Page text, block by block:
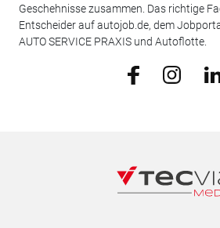
Geschehnisse zusammen. Das richtige
Entscheider auf autojob.de, dem
AUTO SERVICE PRAXIS und Autoflotte.